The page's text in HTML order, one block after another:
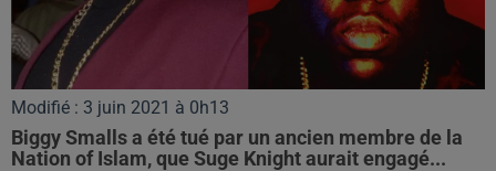
Modifié : 3 juin 2021 à 0h13
Biggy Smalls a été tué par un ancien membre de la
Nation of Islam, que Suge Knight aurait engagé...